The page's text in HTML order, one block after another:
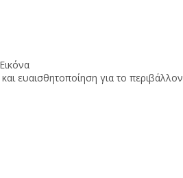
ευαισθητοποίηση για το περιβάλλον